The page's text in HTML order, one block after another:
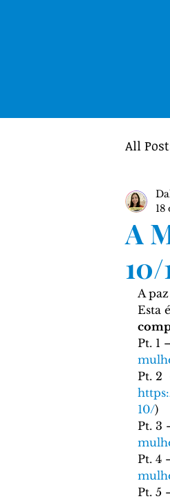
All
A
10/
A
Esta
Pt. 1
Pt. 2
10/)
Pt. 3
Pt. 4
Pt. 5